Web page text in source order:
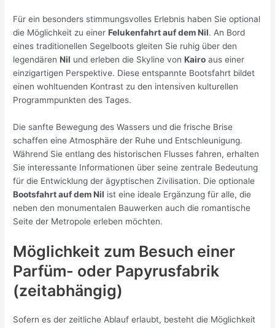
Für ein besonders stimmungsvolles Erlebnis haben Sie optional
die Möglichkeit zu einerFelukenfahrt auf dem Nil. An Bord
eines traditionellen Segelboots gleiten Sie ruhig über den
legendärenNil und erleben die Skyline vonKairo aus einer
einzigartigen Perspektive. Diese entspannte Bootsfahrt bildet
einen wohltuenden Kontrast zu den intensiven kulturellen
Programmpunkten des Tages.
Die sanfte Bewegung des Wassers und die frische Brise
schaffen eine Atmosphäre der Ruhe und Entschleunigung.
Während Sie entlang des historischen Flusses fahren, erhalten
Sie interessante Informationen über seine zentrale Bedeutung
für die Entwicklung der ägyptischen Zivilisation. Die optionale
Bootsfahrt auf dem Nil ist eine ideale Ergänzung für alle, die
neben den monumentalen Bauwerken auch die romantische
Seite der Metropole erleben möchten.
Möglichkeit zum Besuch einer
Parfüm- oder Papyrusfabrik
(zeitabhängig)
Sofern es der zeitliche Ablauf erlaubt, besteht die Möglichkeit